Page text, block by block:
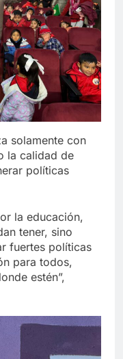
solamente con
la calidad de
políticas
la educación,
tener, sino
fuertes políticas
para todos,
estén”,